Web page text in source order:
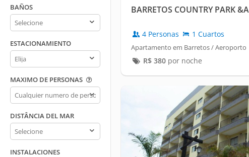
BAÑOS
Baños
ESTACIONAMIENTO
Estacionamiento
MAXIMO DE PERSONAS
Maximo
de
personas
DISTÂNCIA DEL MAR
Distância
del
mar
INSTALACIONES
BARRETOS COUNTRY PARK
4 Personas 1 Cuartos
Apartamento em Barretos / Aeroporto
R$ 380por noche